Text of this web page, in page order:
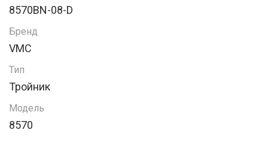
8570BN-08-D
Бренд
VMC
Тип
Тройник
Модель
8570